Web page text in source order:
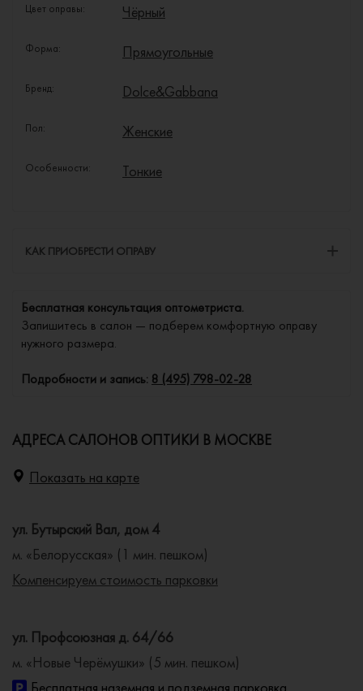
Цвет оправы: Чёрный
Форма: Прямоугольные
Бренд: Dolce&Gabbana
Пол: Женские
Особенности: Тонкие
КАК ПРИОБРЕСТИ ОПРАВУ
Бесплатная консультация оптометриста.
Запишитесь в салон — подберем комфортную оправу
нужного размера.
Подробности и запись: 8 (495) 798-02-28
АДРЕСА САЛОНОВ ОПТИКИ В МОСКВЕ
Показать на карте
ул. Бутырский Вал, дом 4
м. «Белорусская» (1 мин. пешком)
Компенсируем стоимость парковки
ул. Профсоюзная д. 64/66
м. «Новые Черёмушки» (5 мин. пешком)
Бесплатная наземная и подземная парковка